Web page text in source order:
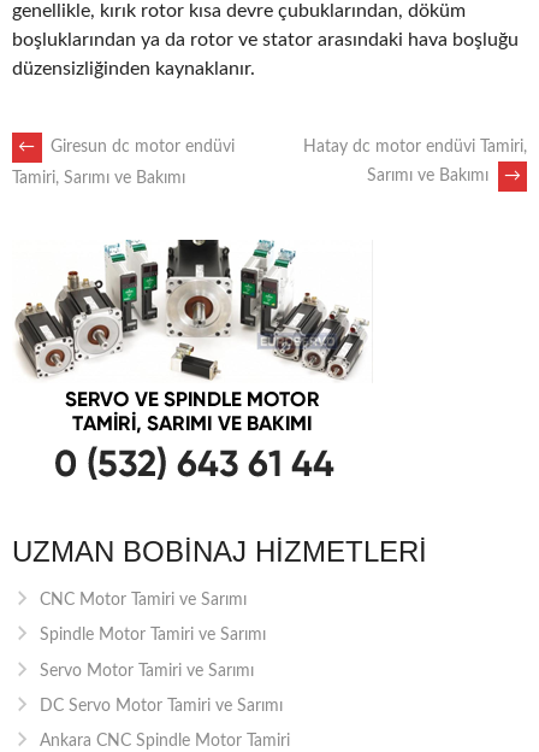
genellikle, kırık rotor kısa devre çubuklarından, döküm
boşluklarından ya da rotor ve stator arasındaki hava boşluğu
düzensizliğinden kaynaklanır.
POST
NAVIGATION
←
Giresun dc motor endüvi
Tamiri, Sarımı ve Bakımı
Hatay dc motor endüvi Tamiri,
Sarımı ve Bakımı
→
UZMAN BOBINAJ HIZMETLERI
CNC Motor Tamiri ve Sarımı
Spindle Motor Tamiri ve Sarımı
Servo Motor Tamiri ve Sarımı
DC Servo Motor Tamiri ve Sarımı
Ankara CNC Spindle Motor Tamiri